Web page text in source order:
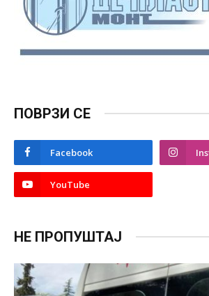
ПОВРЗИ СЕ
Facebook
YouTube
НЕ ПРОПУШТАЈ